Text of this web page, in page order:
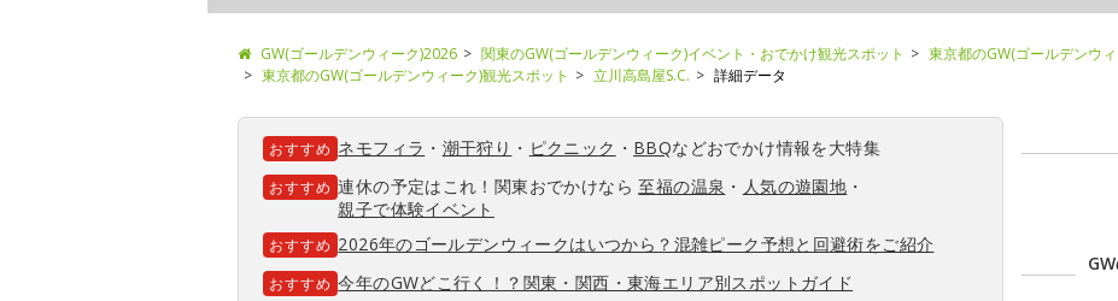
GW(ゴールデンウィーク)2026 関東のGW(ゴールデンウィーク)イベント・おでかけ観光スポット
東京都のGW(ゴールデンウ
東京都のGW(ゴールデンウィーク)観光スポット
立川高島屋S.C. 詳細データ
おすすめ ネモフィラ ・ 潮干狩り ・ ピクニック ・ BBQなどおでかけ情報を大特集
おすすめ 連休の予定はこれ！関東おでかけなら至福の温泉 ・ 人気の遊園地 ・
親子で体験イベント
おすすめ 2026年のゴールデンウィークはいつから？混雑ピーク予想と回避術をご紹介
おすすめ 今年のGWどこ行く！？関東・関西・東海エリア別スポットガイド